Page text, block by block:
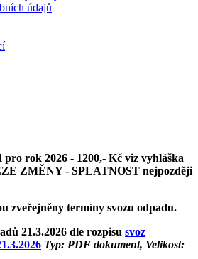
údajů
rok 2026 - 1200,- Kč viz vyhláška
ZMĚNY - SPLATNOST nejpozději
zveřejněny termíny svozu odpadu.
21.3.2026 dle rozpisu svoz
Typ: PDF dokument, Velikost: